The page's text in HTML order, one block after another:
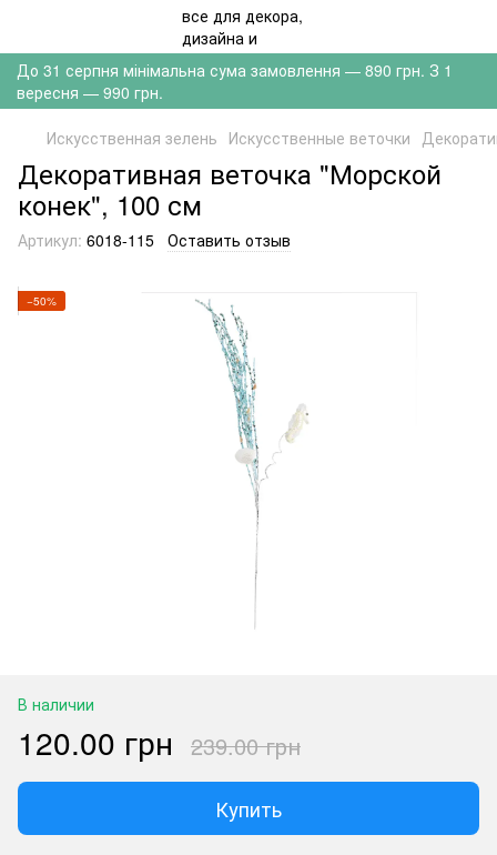
До 31 серпня мінімальна сума замовлення — 890 грн. З 1
вересня — 990 грн.
Искусственная зелень Искусственные веточки
Декоративная веточка "Морской
конек", 100 см
Артикул: 6018-115 Оставить отзыв
−50%
В наличии
120.00 грн 239.00 грн
Купить